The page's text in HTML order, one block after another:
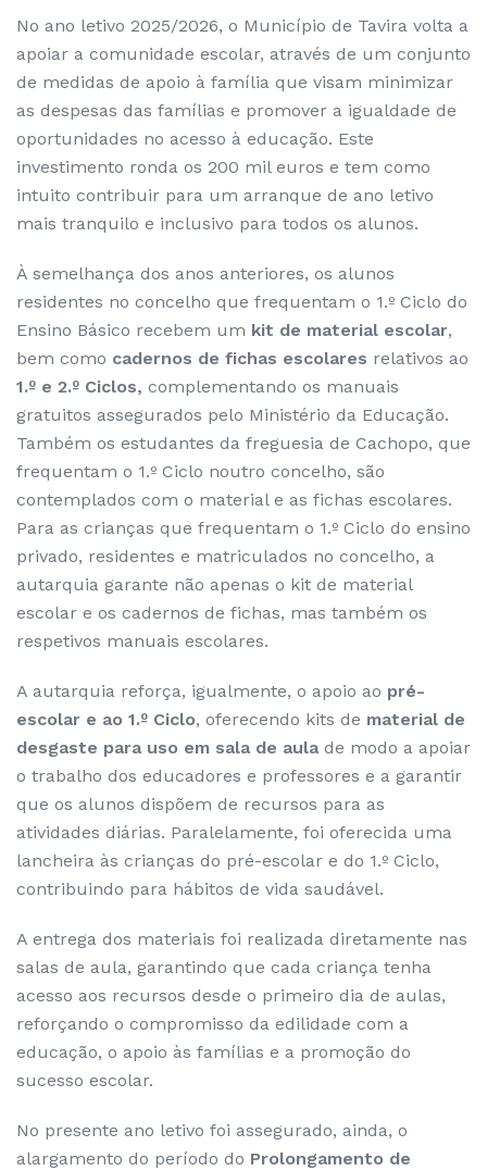
No ano letivo 2025/2026, o Município de Tavira volta a
apoiar a comunidade escolar, através de um conjunto
de medidas de apoio à família que visam minimizar
as despesas das famílias e promover a igualdade de
oportunidades no acesso à educação. Este
investimento ronda os 200 mil euros e tem como
intuito contribuir para um arranque de ano letivo
mais tranquilo e inclusivo para todos os alunos.
À semelhança dos anos anteriores, os alunos
residentes no concelho que frequentam o 1.º Ciclo do
Ensino Básico recebem um kit de material escolar,
bem como cadernos de fichas escolares relativos ao
1.º e 2.º Ciclos, complementando os manuais
gratuitos assegurados pelo Ministério da Educação.
Também os estudantes da freguesia de Cachopo, que
frequentam o 1.º Ciclo noutro concelho, são
contemplados com o material e as fichas escolares.
Para as crianças que frequentam o 1.º Ciclo do ensino
privado, residentes e matriculados no concelho, a
autarquia garante não apenas o kit de material
escolar e os cadernos de fichas, mas também os
respetivos manuais escolares.
A autarquia reforça, igualmente, o apoio ao pré-
escolar e ao 1.º Ciclo, oferecendo kits de material de
desgaste para uso em sala de aula de modo a apoiar
o trabalho dos educadores e professores e a garantir
que os alunos dispõem de recursos para as
atividades diárias. Paralelamente, foi oferecida uma
lancheira às crianças do pré-escolar e do 1.º Ciclo,
contribuindo para hábitos de vida saudável.
A entrega dos materiais foi realizada diretamente nas
salas de aula, garantindo que cada criança tenha
acesso aos recursos desde o primeiro dia de aulas,
reforçando o compromisso da edilidade com a
educação, o apoio às famílias e a promoção do
sucesso escolar.
No presente ano letivo foi assegurado, ainda, o
alargamento do período do Prolongamento de